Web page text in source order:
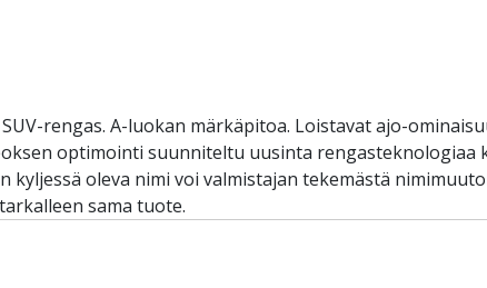
rengas. A-luokan märkäpitoa. Loistavat ajo-
optimointi suunniteltu uusinta rengasteknologiaa
kyljessä oleva nimi voi valmistajan tekemästä
sama tuote.